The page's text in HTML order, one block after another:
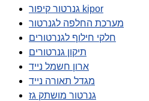
גנרטור קיפור kipor
מערכת החלפה לגנרטור
חלקי חילוף לגנרטורים
תיקון גנרטורים
ארון חשמל נייד
מגדל תאורה נייד
גנרטור מושתק גז